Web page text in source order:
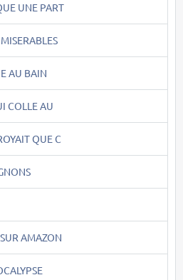
UNE PART
AU BAIN
COLLE AU
QUE C
AMAZON